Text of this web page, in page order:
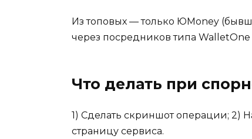
Из топовых — только ЮMoney
через посредников типа WalletOne
Что делать при
1) Сделать скриншот операции; 2)
страницу сервиса.